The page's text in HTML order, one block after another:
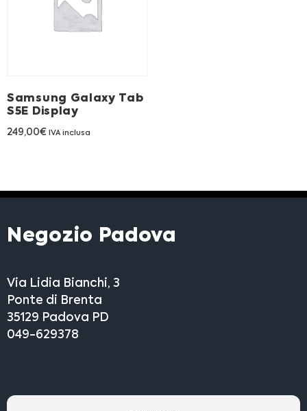
FRANCHISING
VICENZA
Samsung Galaxy Tab
S5E Display
249,00€ IVA inclusa
Negozio Padova
Via Lidia Bianchi, 3
Ponte di Brenta
35129 Padova PD
049-629378